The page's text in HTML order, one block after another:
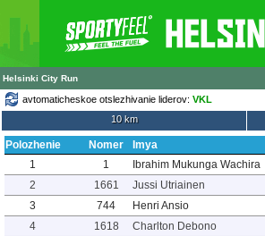
Helsinki City Run
avtomaticheskoe otslezhivanie liderov: VKL
10 km
Polozhenie Nomer
Imya
1
1
Ibrahim Mukunga Wachira
2
1661
Jussi Utriainen
3
744
Henri Ansio
4
1618 Charlton Debono